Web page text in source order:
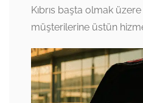
Kıbrıs başta olmak
müşterilerine üstün